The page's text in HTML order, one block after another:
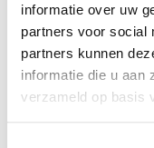
informatie over uw
partners voor social
partners kunnen
informatie die u aan
verzameld op basis
PVC oprijrand
400 x 80 x 11,5 /
mm. voor
1815 typ 1
€ 3,95